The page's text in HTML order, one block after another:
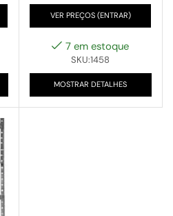
VER PREÇOS (ENTRAR)
7 em estoque
SKU:1458
MOSTRAR DETALHES